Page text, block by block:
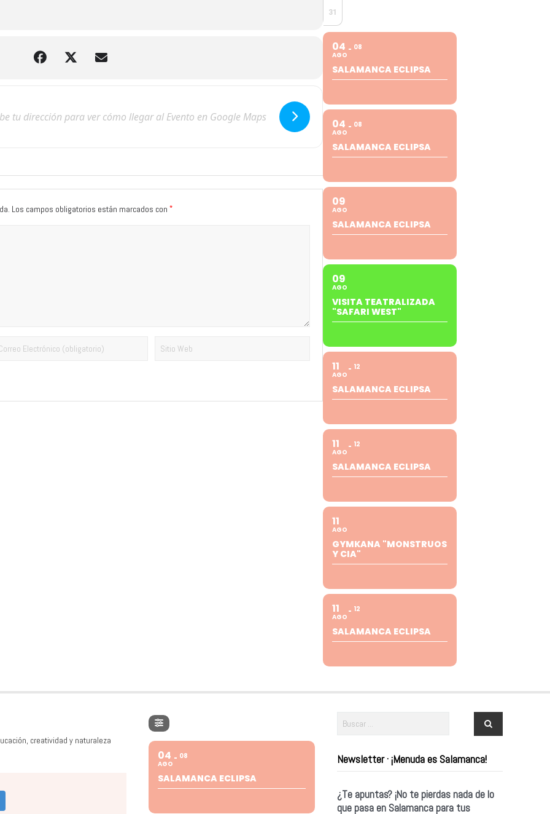
Los campos obligatorios están marcados con *
31
04
AGO
08
SALAMANCA ECLIPSA
04
AGO
08
SALAMANCA ECLIPSA
09
AGO
SALAMANCA ECLIPSA
09
AGO
VISITA TEATRALIZADA
"SAFARI WEST"
11
AGO
12
SALAMANCA ECLIPSA
11
AGO
12
SALAMANCA ECLIPSA
11
AGO
GYMKANA "MONSTRUOS
Y CIA"
11
AGO
12
SALAMANCA ECLIPSA
creatividad y naturaleza
04
AGO
08
SALAMANCA ECLIPSA
Newsletter · ¡Menuda es Salamanca!
¿Te apuntas? ¡No te pierdas nada de lo
que pasa en Salamanca para tus